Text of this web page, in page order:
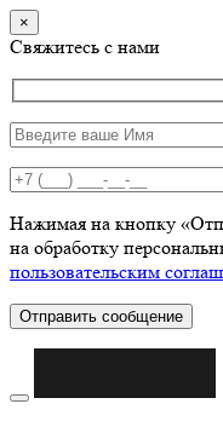
×
Свяжитесь с нами
Нажимая на кнопку
на обработку
пользовательским
Отправить сообщение